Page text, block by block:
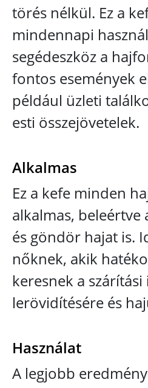
törés nélkül. Ez a
mindennapi
segédeszköz a
fontos események
például üzleti
esti összejövetelek.
Alkalmas
Ez a kefe minden
alkalmas, beleértve
és göndör hajat is.
nőknek, akik
keresnek a szárítási
lerövidítésére és
Használat
A legjobb